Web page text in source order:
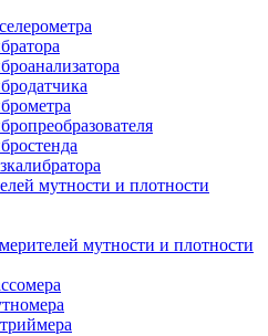
мутности и плотности
мутности и плотности